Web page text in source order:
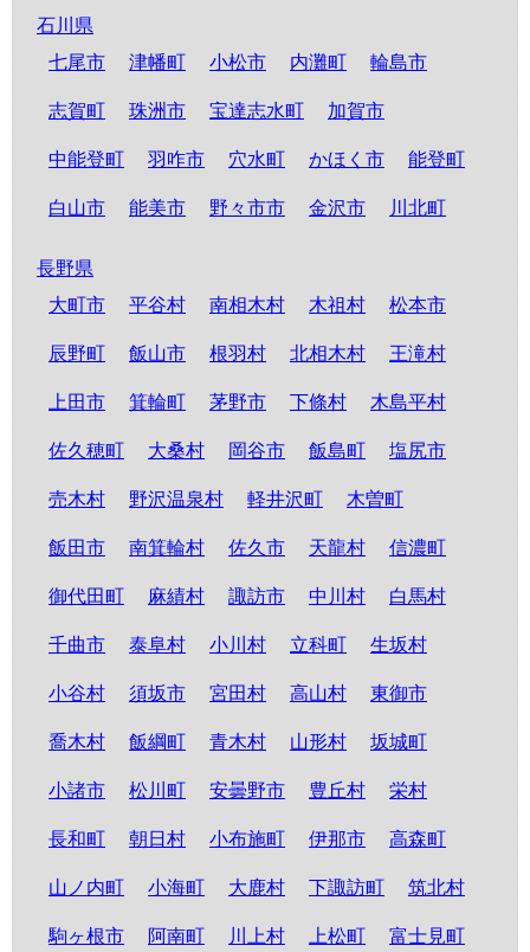
石川県
七尾市
津幡町 小松市 内灘町 輪島市
志賀町 珠洲市 宝達志水町 加賀市
中能登町 羽咋市 穴水町 かほく市 能登町
白山市 能美市 野々市市 金沢市 川北町
長野県
大町市
平谷村 南相木村 木祖村 松本市
辰野町 飯山市 根羽村 北相木村 王滝村
上田市 箕輪町 茅野市 下條村 木島平村
佐久穂町 大桑村 岡谷市 飯島町 塩尻市
売木村 野沢温泉村 軽井沢町 木曽町
飯田市 南箕輪村 佐久市 天龍村 信濃町
御代田町 麻績村 諏訪市 中川村 白馬村
千曲市 泰阜村 小川村 立科町 生坂村
小谷村 須坂市 宮田村 高山村 東御市
喬木村 飯綱町 青木村 山形村 坂城町
小諸市 松川町 安曇野市 豊丘村 栄村
長和町 朝日村 小布施町 伊那市 高森町
山ノ内町 小海町 大鹿村 下諏訪町 筑北村
駒ヶ根市 阿南町 川上村 上松町 富士見町